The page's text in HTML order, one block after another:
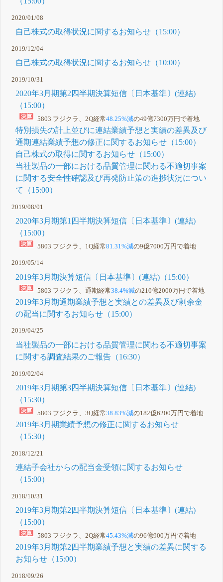
2020/01/08
自己株式の取得状況に関するお知らせ（15:00）
2019/12/04
自己株式の取得状況に関するお知らせ（10:00）
2019/10/31
2020年3月期第2四半期決算短信〔日本基準〕(連結)
（15:00）
5803 フジクラ、2Q経常48.25%減の49億7300万円で着地
特別損失の計上並びに連結業績予想と実績の差異及び
通期連結業績予想の修正に関するお知らせ（15:00）
自己株式の取得に関するお知らせ（15:00）
当社製品の一部における品質管理に関わる不適切事案
に関する安全性確認及び再発防止策の進捗状況につい
て（15:00）
2019/08/01
2020年3月期第1四半期決算短信〔日本基準〕(連結)
（15:00）
5803 フジクラ、1Q経常81.31%減の9億7000万円で着地
2019/05/14
2019年3月期決算短信〔日本基準〕(連結)（15:00）
5803 フジクラ、通期経常38.4%減の210億2000万円で着地
2019年3月期通期業績予想と実績との差異及び剰余金
の配当に関するお知らせ（15:00）
2019/04/25
当社製品の一部における品質管理に関わる不適切事案
に関する調査結果のご報告（16:30）
2019/02/04
2019年3月期第3四半期決算短信〔日本基準〕(連結)
（15:30）
5803 フジクラ、3Q経常38.83%減の182億6200万円で着地
2019年3月期業績予想の修正に関するお知らせ
（15:30）
2018/12/21
連結子会社からの配当金受領に関するお知らせ
（15:00）
2018/10/31
2019年3月期第2四半期決算短信〔日本基準〕(連結)
（15:00）
5803 フジクラ、2Q経常45.43%減の96億900万円で着地
2019年3月期第2四半期業績予想と実績の差異に関する
お知らせ（15:00）
2018/09/26